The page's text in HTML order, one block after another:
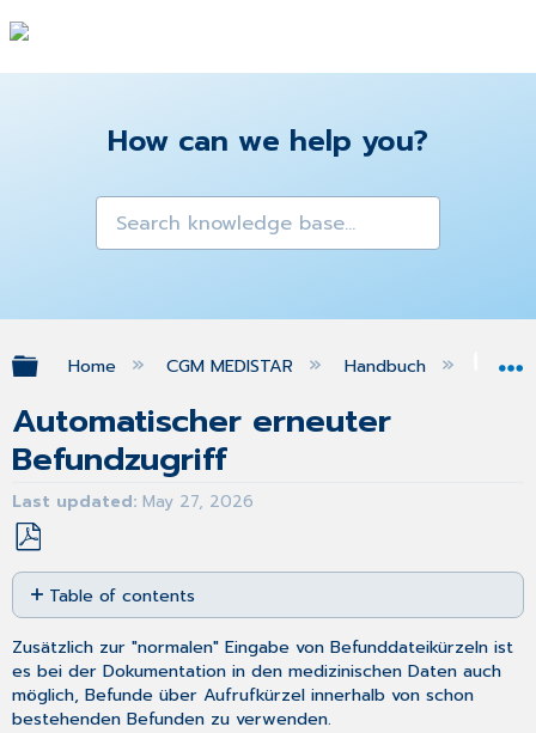
How can we help you?
Expand/collapse global hierarchy
Home CGM MEDISTAR Handbuch
Automatischer erneuter
Befundzugriff
Last updated May 27, 2026
Save
as
PDF
Table of contents
Zusätzlich zur "normalen" Eingabe von Befunddateikürzeln ist
es bei der Dokumentation in den medizinischen Daten auch
möglich, Befunde über Aufrufkürzel innerhalb von schon
bestehenden Befunden zu verwenden.